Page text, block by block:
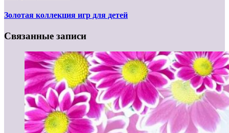
Золотая коллекция игр для детей
Связанные записи